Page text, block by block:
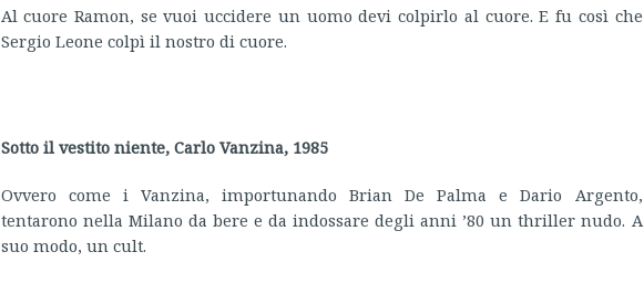
Al cuore Ramon, se vuoi uccidere un uomo devi colpirlo al cuore. E fu così che
Sergio Leone colpì il nostro di cuore.
Sotto il vestito niente, Carlo Vanzina, 1985
Ovvero come i Vanzina, importunando Brian De Palma e Dario Argento,
tentarono nella Milano da bere e da indossare degli anni ’80 un thriller nudo. A
suo modo, un cult.